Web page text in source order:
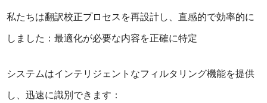
私たちは翻訳校正プロセスを再設計し、直感的で効率的に
しました：最適化が必要な内容を正確に特定
システムはインテリジェントなフィルタリング機能を提供
し、迅速に識別できます：